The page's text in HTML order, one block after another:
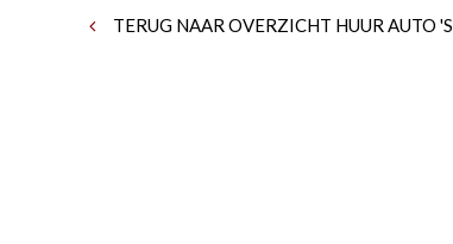
TERUG NAAR OVERZICHT HUUR AUTO 'S